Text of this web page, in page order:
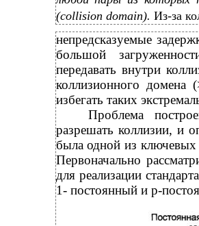
(collision domain). Из-за
непредсказуемые
большой
передавать внутри
коллизионного домена
избегать таких
Проблема
разрешать коллизии, и
была одной из ключевых
Первоначально
для реализации
1- постоянный и р-